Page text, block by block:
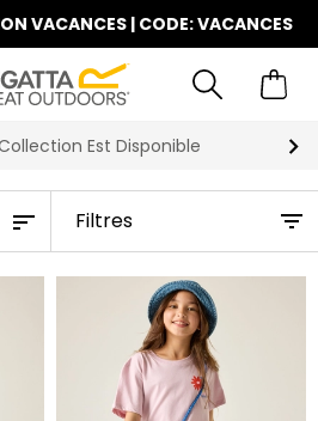
VACANCES | CODE: VACANCES
Est Disponible
Filtres